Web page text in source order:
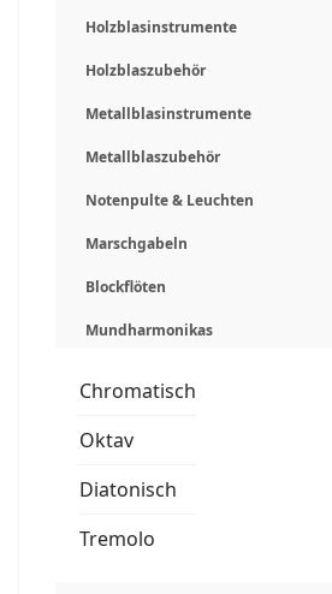
Holzblasinstrumente
Holzblaszubehör
Metallblasinstrumente
Metallblaszubehör
Notenpulte & Leuchten
Marschgabeln
Blockflöten
Mundharmonikas
Chromatisch
Oktav
Diatonisch
Tremolo